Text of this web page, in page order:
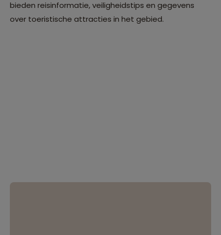
bieden reisinformatie, veiligheidstips en gegevens
over toeristische attracties in het gebied.